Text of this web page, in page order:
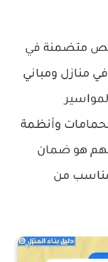
متضمنة في
منازل ومباني
وأنظمة
هو ضمان
من